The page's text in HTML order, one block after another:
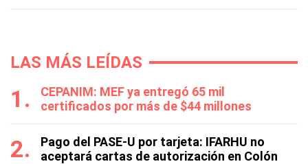
LAS MÁS LEÍDAS
CEPANIM: MEF ya entregó 65 mil
certificados por más de $44 millones
Pago del PASE-U por tarjeta: IFARHU no
aceptará cartas de autorización en Colón